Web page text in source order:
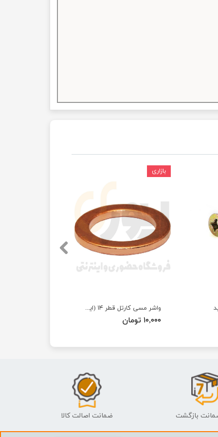
واشر مسی کارتل قطر ۱۴ (ایرانخودرویی)
۱۰,۰۰۰ تومان
بازاری
ضمانت اصالت کالا